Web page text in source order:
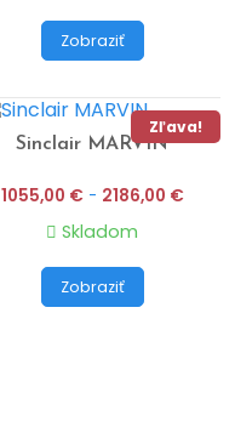
Zobraziť
Zľava!
Sinclair MARVIN
1055,00 € - 2186,00 €
Skladom
Zobraziť